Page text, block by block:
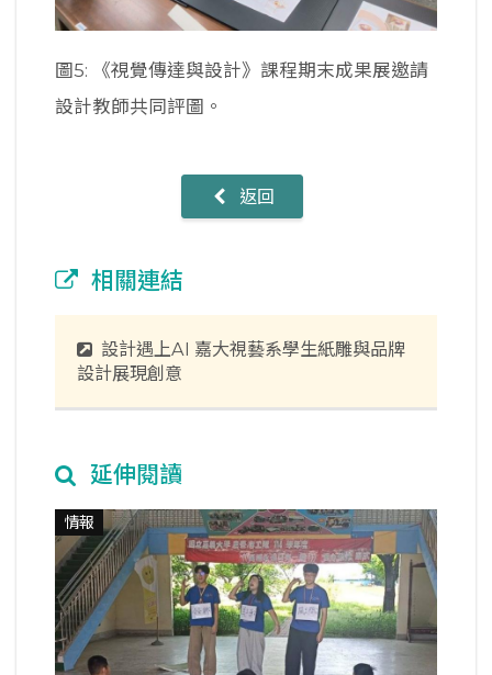
圖5: 《視覺傳達與設計》課程期末成果展邀請
設計教師共同評圖。
返回
相關連結
設計遇上AI 嘉大視藝系學生紙雕與品牌
設計展現創意
延伸閱讀
情報